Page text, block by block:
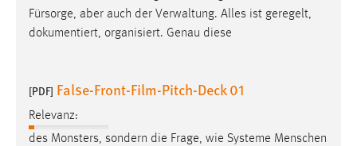
Fürsorge, aber auch der Verwaltung. Alles ist geregelt,
dokumentiert, organisiert. Genau diese
[PDF] False-Front-Film-Pitch-Deck 01
Relevanz:
des Monsters, sondern die Frage, wie Systeme Menschen